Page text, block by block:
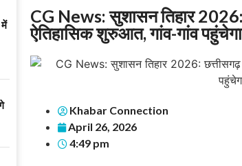
में
CG News: सुशासन तिहार
ऐतिहासिक शुरुआत, गांव-गांव
Khabar Connection
April 26, 2026
4:49 pm